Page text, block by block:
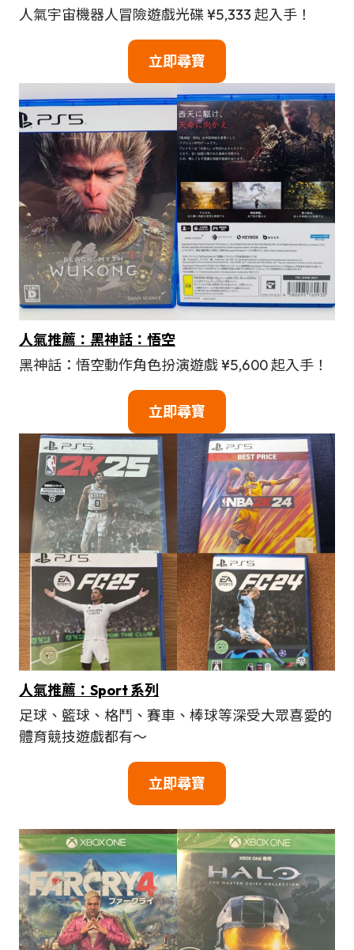
人氣宇宙機器人冒險遊戲光碟 ¥5,333 起入手！
立即尋寶
人氣推薦：黑神話：悟空
黑神話：悟空動作角色扮演遊戲 ¥5,600 起入手！
立即尋寶
人氣推薦：Sport 系列
足球、籃球、格鬥、賽車、棒球等深受大眾喜愛的
體育競技遊戲都有～
立即尋寶